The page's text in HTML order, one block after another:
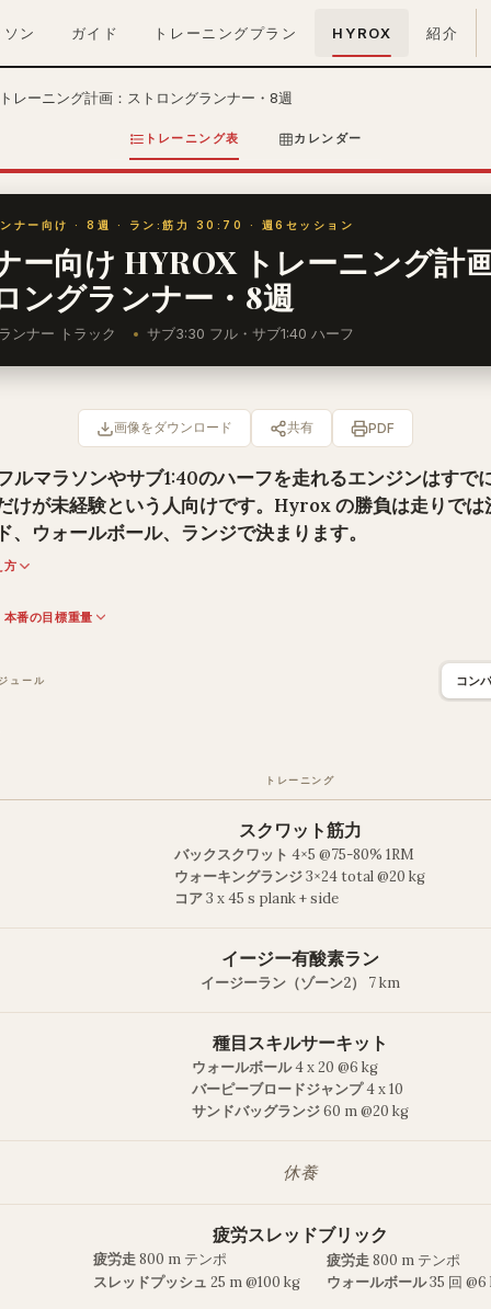
ソン ガイド トレーニングプラン HYROX 紹介
レーニング計画：ストロングランナー・8週
トレーニング表 カレンダー
ナー向け · 8週 · ラン:筋力 30:70 · 週6セッション
ー向け HYROX トレーニング計
ングランナー・8週
ンナー トラック サブ3:30 フル・サブ1:40 ハーフ
画像をダウンロード 共有 PDF
ルマラソンやサブ1:40のハーフを走れるエンジンはすで
けが未経験という人向けです。Hyrox の勝負は走りでは
、ウォールボール、ランジで決まります。
方
番の目標重量
ュール コン
トレーニング
スクワット筋力
バックスクワット 4×5 @75-80% 1RM
ウォーキングランジ3×24 total @20 kg
コア3 x 45 s plank + side
イージー有酸素ラン
イージーラン（ゾーン2） 7 km
種目スキルサーキット
ウォールボール4 x 20 @6 kg
バーピーブロードジャンプ4 x 10
サンドバッグランジ60 m @20 kg
休養
疲労スレッドブリック
疲労走800 m テンポ
スレッドプッシュ 25 m @100 kg
疲労走800 m テンポ
ウォールボール35 回